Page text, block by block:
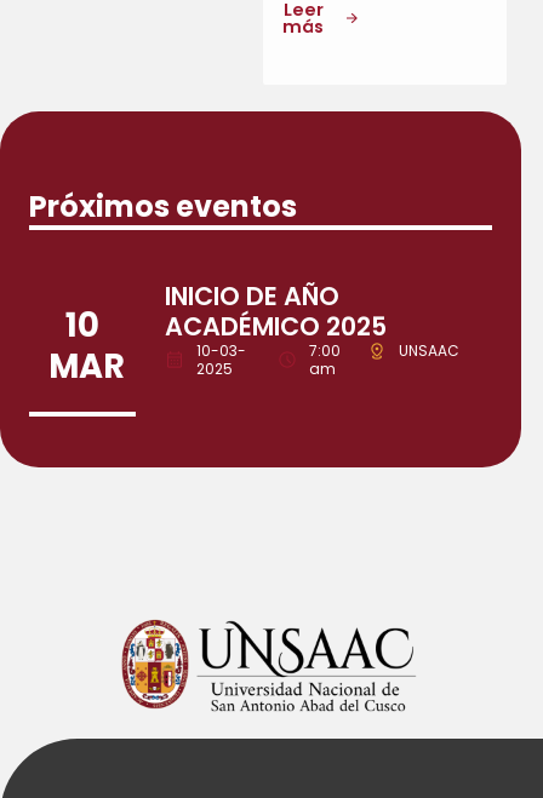
Leer
más
Próximos eventos
10
MAR
INICIO DE AÑO
ACADÉMICO 2025
10-03-
2025
7:00
am
UNSAAC